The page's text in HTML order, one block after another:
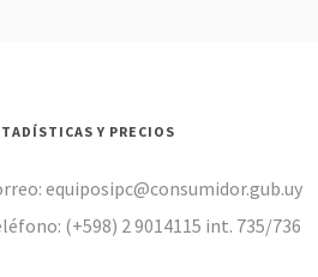
Y PRECIOS
equiposipc@consumidor.gub.uy
(+598) 2 9014115 int. 735/736